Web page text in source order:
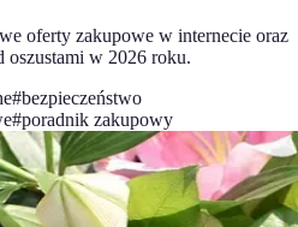
oferty zakupowe w internecie oraz
oszustami w 2026 roku.
#bezpieczeństwo
#poradnik zakupowy